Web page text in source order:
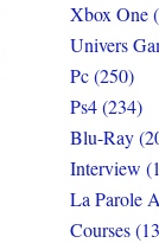
Xbox One
Univers
Pc (250)
Ps4 (234)
Blu-Ray
Interview
La Parole
Courses